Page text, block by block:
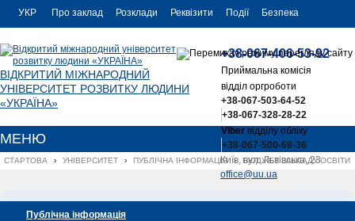
УКР
ENG
Про заклад Розклади Реквізити Події Безпека
ВІДКРИТИЙ МІЖНАРОДНИЙ
УНІВЕРСИТЕТ РОЗВИТКУ ЛЮДИНИ
«УКРАЇНА»
+38-067-406-53-92
Приймальна комісія
відділ оргроботи
+38-067-503-64-52
+38-067-328-28-22
Viberвідділу обліку
+38-067-500-68-36
Київ, вул. Львівська, 23
office@uu.ua
МЕНЮ
СТАРТОВА › УНІВЕРСИТЕТ › ПУБЛІЧНА ІНФОРМАЦІЯ › БЮДЖЕТ ЗАКЛАДУ ОСВІТИ
Публічна інформація